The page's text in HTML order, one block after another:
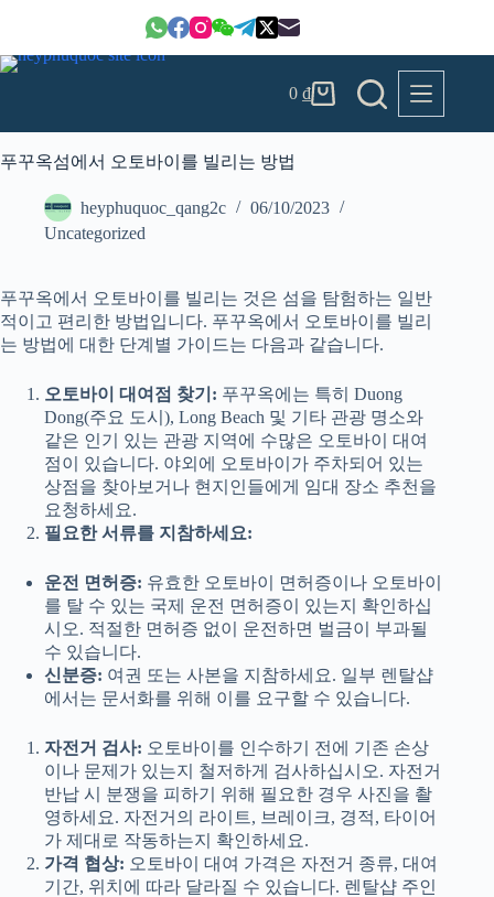
으
로
기
장
니
0₫
푸꾸옥섬에서 오토바이를 빌리는 방법
heyphuquoc_qang2c
06/10/2023
Uncategorized
푸꾸옥에서 오토바이를 빌리는 것은 섬을 탐험하는 일반
적이고 편리한 방법입니다. 푸꾸옥에서 오토바이를 빌리
는 방법에 대한 단계별 가이드는 다음과 같습니다.
오토바이 대여점 찾기: 푸꾸옥에는 특히 Duong
Dong(주요 도시), Long Beach 및 기타 관광 명소와
같은 인기 있는 관광 지역에 수많은 오토바이 대여
점이 있습니다. 야외에 오토바이가 주차되어 있는
상점을 찾아보거나 현지인들에게 임대 장소 추천을
요청하세요.
필요한 서류를 지참하세요:
운전 면허증: 유효한 오토바이 면허증이나 오토바이
를 탈 수 있는 국제 운전 면허증이 있는지 확인하십
시오. 적절한 면허증 없이 운전하면 벌금이 부과될
수 있습니다.
신분증: 여권 또는 사본을 지참하세요. 일부 렌탈샵
에서는 문서화를 위해 이를 요구할 수 있습니다.
자전거 검사: 오토바이를 인수하기 전에 기존 손상
이나 문제가 있는지 철저하게 검사하십시오. 자전거
반납 시 분쟁을 피하기 위해 필요한 경우 사진을 촬
영하세요. 자전거의 라이트, 브레이크, 경적, 타이어
가 제대로 작동하는지 확인하세요.
가격 협상: 오토바이 대여 가격은 자전거 종류, 대여
기간, 위치에 따라 달라질 수 있습니다. 렌탈샵 주인